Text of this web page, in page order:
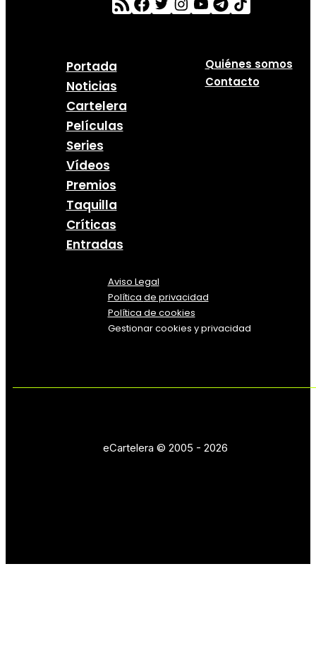
Portada
Noticias
Cartelera
Películas
Series
Vídeos
Premios
Taquilla
Críticas
Entradas
Quiénes somos
Contacto
Aviso Legal
Política de privacidad
Política de cookies
Gestionar cookies y privacidad
eCartelera © 2005 - 2026